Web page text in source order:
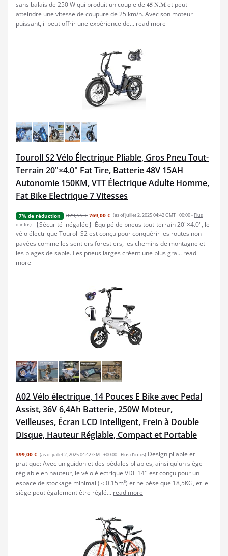
sans balais de 250 W qui produit un couple de 𝟒𝟓 𝐍.𝐌 et peut
atteindre une vitesse de coupure de 25 km/h. Avec son moteur
puissant, il peut offrir une expérience de... read more
Touroll S2 Vélo Électrique Pliable, Gros Pneu Tout-
Terrain 20"×4.0" Fat Tire, Batterie 48V 15AH
Autonomie 150KM, VTT Électrique Adulte Homme,
Fat Bike Electrique 7 Vitesses
7% de réduction 829,99 € 769,00 € (as of juillet 2, 2025 04:42 GMT +00:00 - Plus
d’infos)
【Sécurité inégalée】Équipé de pneus tout-terrain 20"×4.0", le
vélo électrique Touroll S2 est conçu pour conquérir les routes non
pavées comme les sentiers forestiers, les chemins de montagne et
les plages de sable. Les pneus larges créent une plus gra... read
more
A02 Vélo électrique, 14 Pouces E Bike avec Pedal
Assist, 36V 6,4Ah Batterie, 250W Moteur,
Veilleuses, Écran LCD Intelligent, Frein à Double
Disque, Hauteur Réglable, Compact et Portable
399,00 € (as of juillet 2, 2025 04:42 GMT +00:00 - Plus d’infos) Design pliable et
pratique: Avec un guidon et des pédales pliables, ainsi qu'un siège
réglable en hauteur, le vélo électrique VDL 14'' est conçu pour un
espace de stockage minimal (＜0.15m³) et ne pèse que 18,5KG, et le
siège peut également être réglé... read more